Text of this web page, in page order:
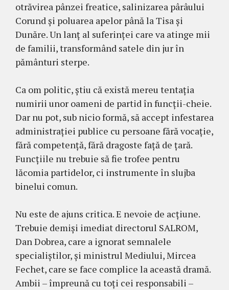
otrăvirea pânzei freatice, salinizarea pârâului
Corund și poluarea apelor până la Tisa și
Dunăre. Un lanț al suferinței care va atinge mii
de familii, transformând satele din jur în
pământuri sterpe.
Ca om politic, știu că există mereu tentația
numirii unor oameni de partid în funcții-cheie.
Dar nu pot, sub nicio formă, să accept infestarea
administrației publice cu persoane fără vocație,
fără competență, fără dragoste față de țară.
Funcțiile nu trebuie să fie trofee pentru
lăcomia partidelor, ci instrumente în slujba
binelui comun.
Nu este de ajuns critica. E nevoie de acțiune.
Trebuie demiși imediat directorul SALROM,
Dan Dobrea, care a ignorat semnalele
specialiștilor, și ministrul Mediului, Mircea
Fechet, care se face complice la această dramă.
Ambii – împreună cu toți cei responsabili –